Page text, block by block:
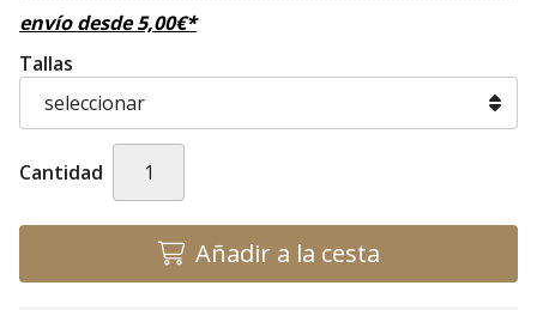
envío desde5,00€*
Tallas
Cantidad
Añadir a la cesta